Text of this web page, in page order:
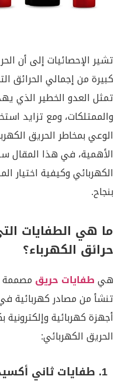
تشير الإحصائيات إلى أن
كبيرة من إجمالي الحرائق
تمثل العدو الخطير الذي
والممتلكات، ومع تزايد
الوعي بمخاطر الحريق
الأهمية، في هذا المقال
الكهربائي وكيفية اختيار
بنجاح.
ما هي الطفايات
حرائق الكهرباء؟
هيطفايات حريق مصممة
تنشأ من مصادر كهربائية
أجهزة كهربائية
الحريق الكهربائي:
1. طفايات ثاني أكسيد الكربون (CO2):